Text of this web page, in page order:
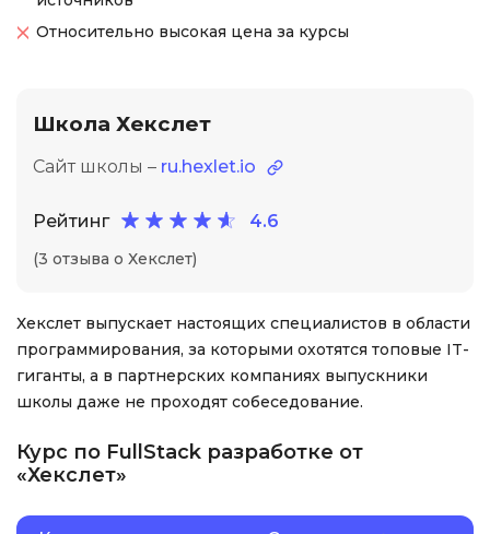
Относительно высокая цена за курсы
Школа Хекслет
Сайт школы – ru.hexlet.io
Рейтинг 4.6
(3 отзыва о Хекслет)
Хекслет выпускает настоящих специалистов в области
программирования, за которыми охотятся топовые IT-
гиганты, а в партнерских компаниях выпускники
школы даже не проходят собеседование.
Курс по FullStack разработке от
«Хекслет»